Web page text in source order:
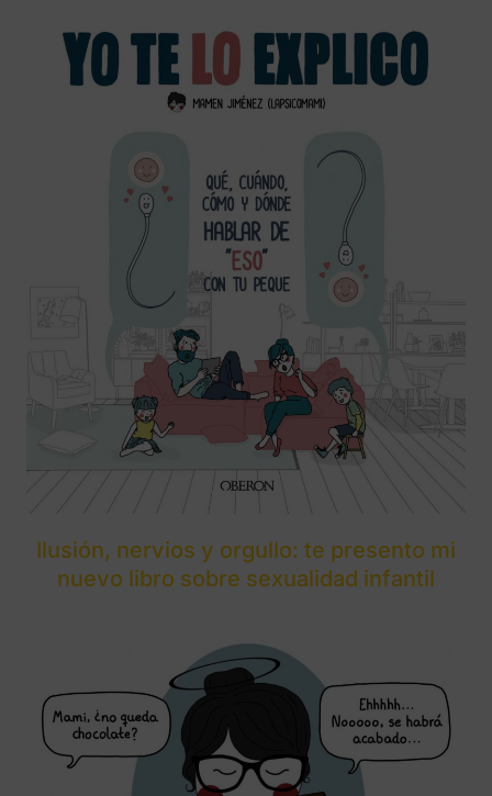
Ilusión, nervios y orgullo: te presento mi
nuevo libro sobre sexualidad infantil